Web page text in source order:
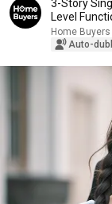
3-Story
Level
Home Buyers
Auto-